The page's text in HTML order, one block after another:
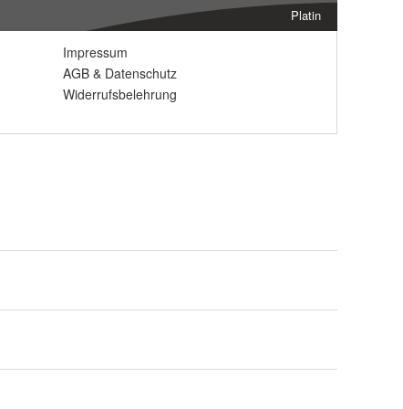
Platin
Impressum
AGB & Datenschutz
Widerrufsbelehrung